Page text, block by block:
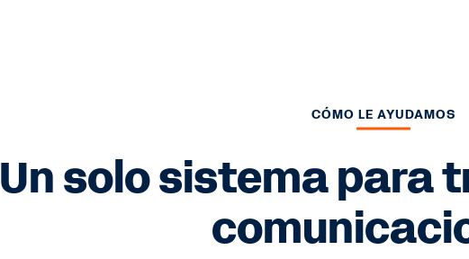
CÓMO LE AYUDAMOS
Un solo sistema para